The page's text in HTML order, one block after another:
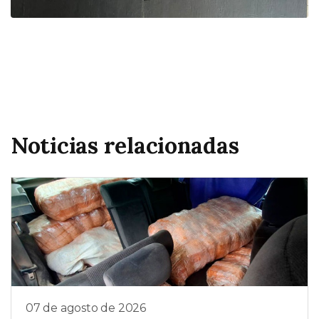
Noticias relacionadas
07 de agosto de 2026